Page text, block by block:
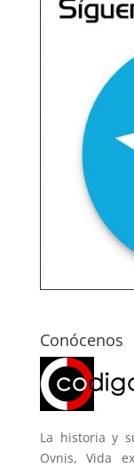
Conócenos
La historia y
Ovnis, Vida